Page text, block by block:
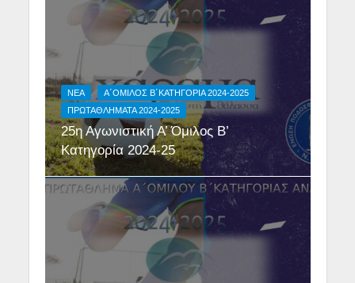
NEA
Α΄ΟΜΙΛΟΣ Β΄ΚΑΤΗΓΟΡΙΑ 2024-2025
ΠΡΩΤΑΘΛΗΜΑΤΑ 2024-2025
25η Αγωνιστική Α’ Όμιλος Β’
Κατηγορία 2024-25